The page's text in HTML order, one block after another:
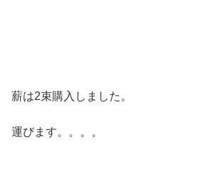
薪は2束購入しました。
運びます。。。。